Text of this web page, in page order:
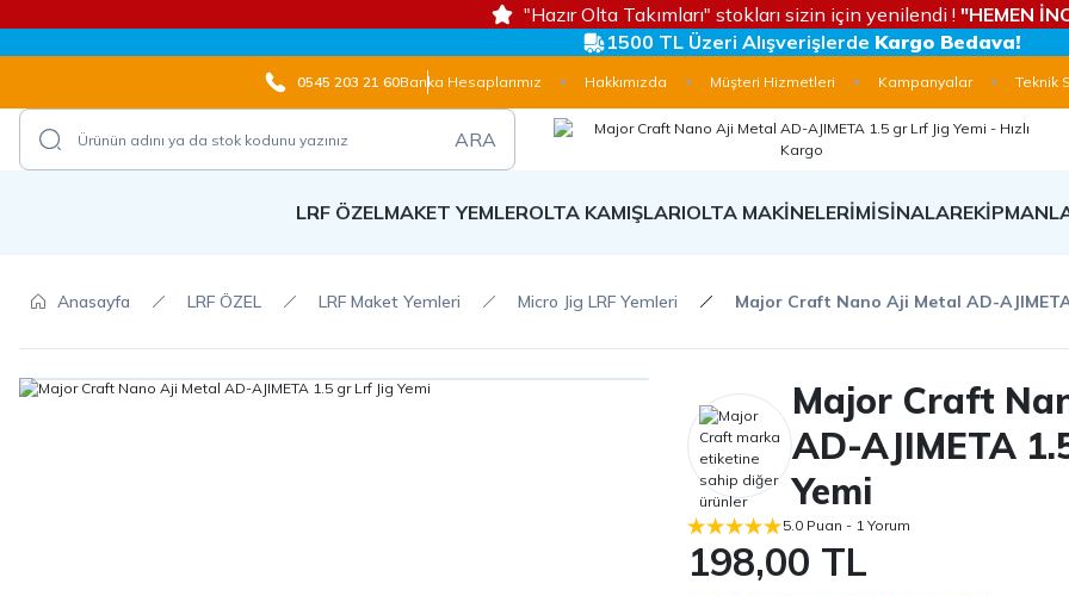
"Hazır Olta Takımları" stokları sizin için yenilendi ! "HEMEN
1500 TL Üzeri Alışverişlerde Kargo Bedava!
0545 203 21 60Banka Hesaplarımız Hakkımızda Müşteri Hizmetleri Kampanyalar Teknik
ARA
LRF ÖZELMAKET YEMLEROLTA KAMIŞLARIOLTA MAKİNELERİMİSİNALAR
Anasayfa LRF ÖZEL LRF Maket Yemleri Micro Jig LRF Yemleri Major Craft Nano Aji Metal AD-
Major Craft
AD-AJIMETA
Yemi
5.0 Puan - 1 Yorum
198,00 TL